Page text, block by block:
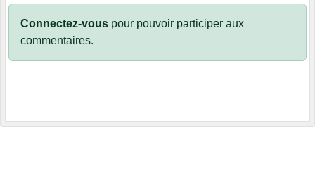
Connectez-vous pour pouvoir participer aux
commentaires.